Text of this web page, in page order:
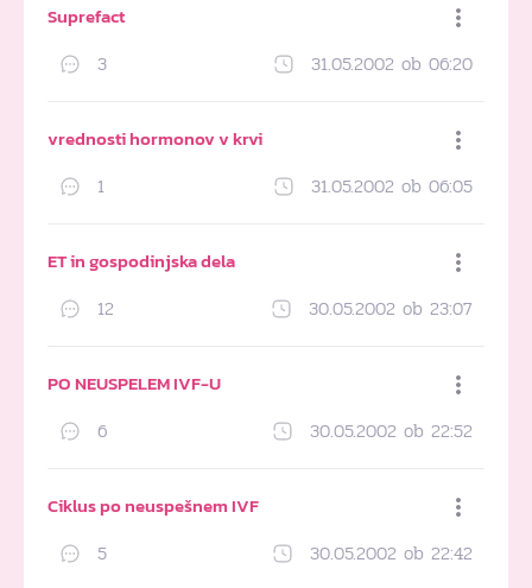
Suprefact
3 31.05.2002 ob 06:20
vrednosti hormonov v krvi
1 31.05.2002 ob 06:05
ET in gospodinjska dela
12 30.05.2002 ob 23:07
PO NEUSPELEM IVF-U
6 30.05.2002 ob 22:52
Ciklus po neuspešnem IVF
5 30.05.2002 ob 22:42